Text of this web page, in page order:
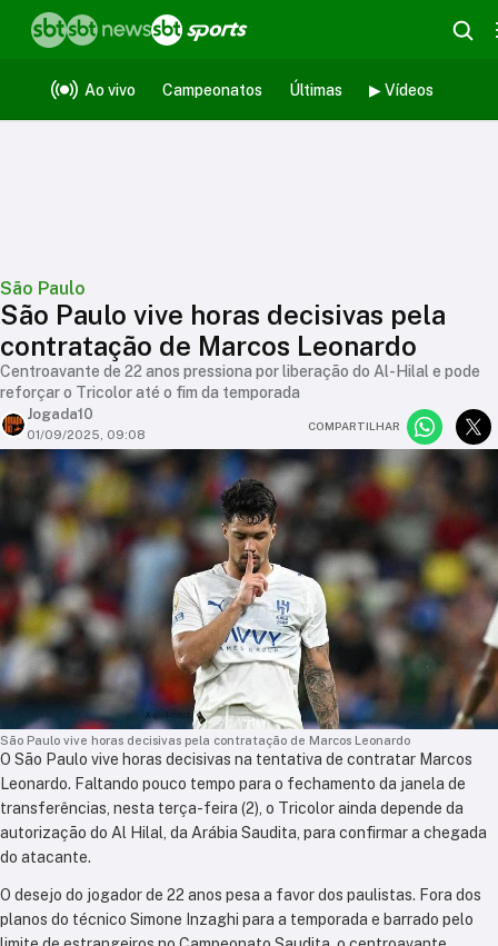
Ao vivo Campeonatos Últimas ▶ Vídeos
São Paulo
São Paulo vive horas decisivas pela
contratação de Marcos Leonardo
Centroavante de 22 anos pressiona por liberação do Al-Hilal e pode
reforçar o Tricolor até o fim da temporada
Jogada10
01/09/2025, 09:08
COMPARTILHAR
São Paulo vive horas decisivas pela contratação de Marcos Leonardo
O São Paulo vive horas decisivas na tentativa de contratar Marcos
Leonardo. Faltando pouco tempo para o fechamento da janela de
transferências, nesta terça-feira (2), o Tricolor ainda depende da
autorização do Al Hilal, da Arábia Saudita, para confirmar a chegada
do atacante.
O desejo do jogador de 22 anos pesa a favor dos paulistas. Fora dos
planos do técnico Simone Inzaghi para a temporada e barrado pelo